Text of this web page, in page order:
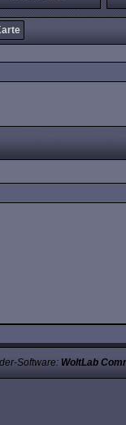
Software: WoltLab